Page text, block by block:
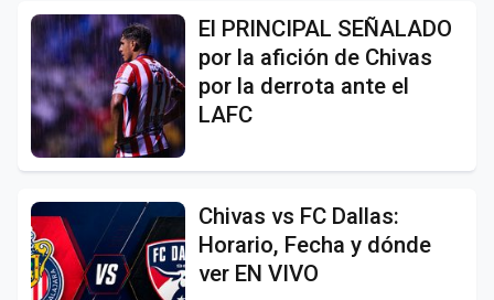
El PRINCIPAL SEÑALADO
por la afición de Chivas
por la derrota ante el
LAFC
Chivas vs FC Dallas:
Horario, Fecha y dónde
ver EN VIVO